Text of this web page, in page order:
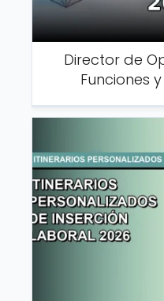
Director de
Funciones